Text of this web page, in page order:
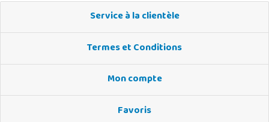
Service à la clientèle
Termes et Conditions
Mon compte
Favoris